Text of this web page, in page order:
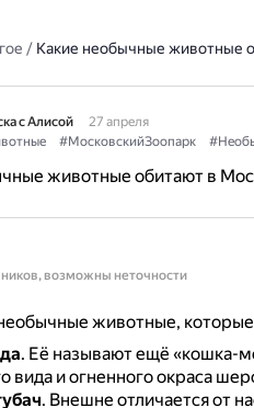
/ Какие необычные животные
с Алисой
27 апреля
#МосковскийЗоопарк
животные обитают в
возможны неточности
животные,
. Её называют ещё «кошка-
вида и огненного окраса
. Внешне отличается от